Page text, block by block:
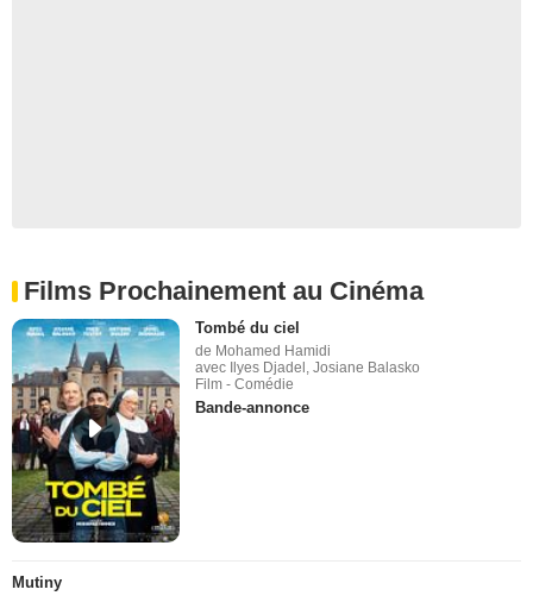
Films Prochainement au Cinéma
Tombé du ciel
de Mohamed Hamidi
avec Ilyes Djadel, Josiane Balasko
Film - Comédie
Bande-annonce
Mutiny